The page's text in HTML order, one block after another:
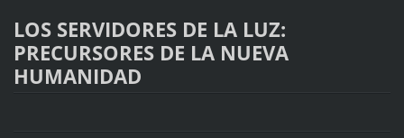
LOS SERVIDORES DE LA LUZ:
PRECURSORES DE LA NUEVA
HUMANIDAD